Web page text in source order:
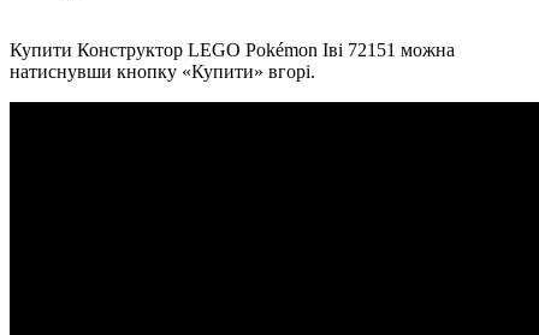
Купити Конструктор LEGO Pokémon Іві 72151 можна
натиснувши кнопку «Купити» вгорі.